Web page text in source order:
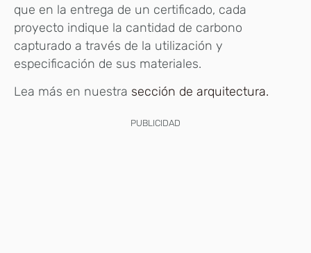
que en la entrega de un certificado, cada
proyecto indique la cantidad de carbono
capturado a través de la utilización y
especificación de sus materiales.
Lea más en nuestra sección de arquitectura.
PUBLICIDAD